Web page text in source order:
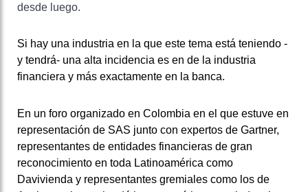
desde luego.
Si hay una industria en la que este tema está teniendo -
y tendrá- una alta incidencia es en de la industria
financiera y más exactamente en la banca.
En un foro organizado en Colombia en el que estuve en
representación de SAS junto con expertos de Gartner,
representantes de entidades financieras de gran
reconocimiento en toda Latinoamérica como
Davivienda y representantes gremiales como los de